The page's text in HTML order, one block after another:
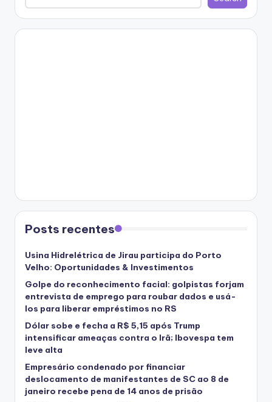
Posts recentes
Usina Hidrelétrica de Jirau participa do Porto
Velho: Oportunidades & Investimentos
Golpe do reconhecimento facial: golpistas forjam
entrevista de emprego para roubar dados e usá-
los para liberar empréstimos no RS
Dólar sobe e fecha a R$ 5,15 após Trump
intensificar ameaças contra o Irã; Ibovespa tem
leve alta
Empresário condenado por financiar
deslocamento de manifestantes de SC ao 8 de
janeiro recebe pena de 14 anos de prisão